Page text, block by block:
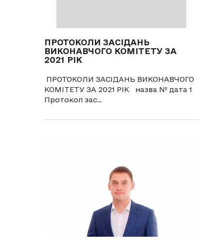
ПРОТОКОЛИ ЗАСІДАНЬ
ВИКОНАВЧОГО КОМІТЕТУ ЗА
2021 РІК
ПРОТОКОЛИ ЗАСІДАНЬ ВИКОНАВЧОГО
КОМІТЕТУ ЗА 2021 РІК назва № дата 1
Протокол зас...